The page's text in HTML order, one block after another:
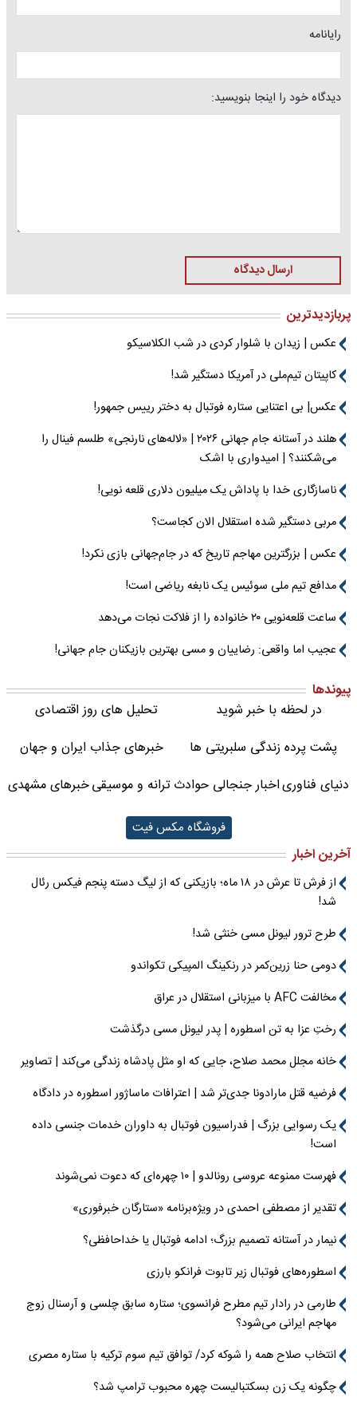
رایانامه
دیدگاه خود را اینجا بنویسید:
ارسال دیدگاه
پربازدیدترین
عکس | زیدان با شلوار کردی در شب الکلاسیکو
کاپیتان تیم‌ملی در آمریکا دستگیر شد!
عکس| بی اعتنایی ستاره فوتبال به دختر رییس جمهور!
هلند در آستانه جام جهانی ۲۰۲۶ | «لاله‌های نارنجی» طلسم فینال را
می‌شکنند؟ | امیدواری با اشک
ناسازگاری خدا با پاداش یک میلیون دلاری قلعه نویی!
مربی دستگیر شده استقلال الان کجاست؟
عکس | بزرگترین مهاجم تاریخ که در جام‌جهانی بازی نکرد!
مدافع تیم ملی سوئیس یک نابغه ریاضی است!
ساعت قلعه‌نویی ۲۰ خانواده را از فلاکت نجات می‌دهد
عجیب اما واقعی: رضاییان و مسی بهترین بازیکنان جام جهانی!
پیوندها
در لحظه با خبر شوید
تحلیل های روز اقتصادی
پشت پرده زندگی سلبریتی ها
خبرهای جذاب ایران و جهان
دنیای فناوریاخبار جنجالی حوادثترانه و موسیقیخبرهای مشهدی
فروشگاه مکس فیت
آخرین اخبار
از فرش تا عرش در ۱۸ ماه؛ بازیکنی که از لیگ دسته پنجم فیکس رئال
شد!
طرح ترور لیونل مسی خنثی شد!
دومی حنا زرین‌کمر در رنکینگ المپیکی تکواندو
مخالفت AFC با میزبانی استقلال در عراق
رختِ عزا به تن اسطوره | پدر لیونل مسی درگذشت
خانه مجلل محمد صلاح، جایی که او مثل پادشاه زندگی می‌کند | تصاویر
فرضیه قتل مارادونا جدی‌تر شد | اعترافات ماساژور اسطوره در دادگاه
یک رسوایی بزرگ | فدراسیون فوتبال به داوران خدمات جنسی داده
است!
فهرست ممنوعه عروسی رونالدو | ۱۰ چهره‌ای که دعوت نمی‌شوند
تقدیر از مصطفی احمدی در ویژه‌برنامه «ستارگان خبرفوری»
نیمار در آستانه تصمیم بزرگ؛ ادامه فوتبال یا خداحافظی؟
اسطوره‌های فوتبال زیر تابوت فرانکو بارزی
طارمی در رادار تیم مطرح فرانسوی؛ ستاره سابق چلسی و آرسنال زوج
مهاجم ایرانی می‌شود؟
انتخاب صلاح همه را شوکه کرد/ توافق تیم سوم ترکیه با ستاره مصری
چگونه یک زن بسکتبالیست چهره محبوب ترامپ شد؟